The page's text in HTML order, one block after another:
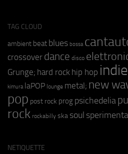
TAG CLOUD
ambient beat blues bossa
crossover dance disco
Grunge; hard rock hip hop indie
kimura laPOP lounge metal; new
pop post rock prog psichedelia
rock rockabilly ska soul
NETIQUETTE